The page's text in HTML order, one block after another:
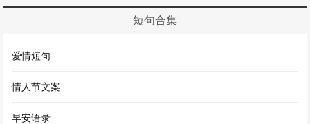
晓萱听了小宇的话，心中的怒火渐渐消散。她看着
知道错了，你能原谅我吗?”晓萱微微点了点头
说：“好吧，那我们以后就是朋友了。”
短句合集
爱情短句
情人节文案
早安语录